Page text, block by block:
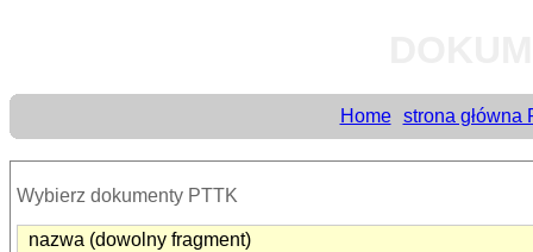
Home strona główna
Wybierz dokumenty PTTK
nazwa (dowolny fragment)